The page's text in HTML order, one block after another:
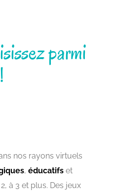
parmi
nos rayons virtuels
, éducatifset
à 3 et plus. Des jeux